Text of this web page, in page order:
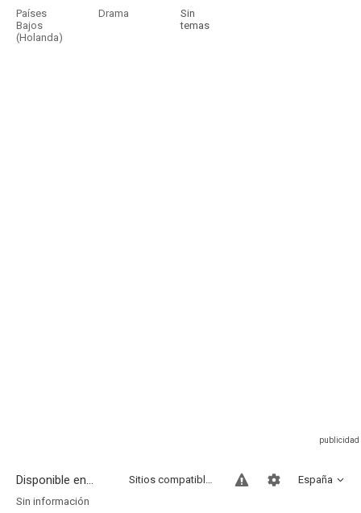
Países
Bajos
(Holanda)
Drama
Sin
temas
Disponible en... España
Sitios compatibles
Sin información